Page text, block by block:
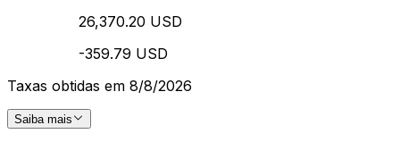
26,370.20 USD
-359.79 USD
Taxas obtidas em 8/8/2026
Saiba mais